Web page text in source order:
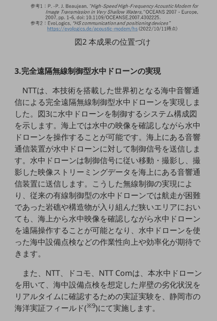
ビジネスお役立ち情報
旬な話題やお役立ち資料などDXの課題を
解決するヒントをお届けする記事サイト
お役立ち資料ダウンロード
中堅中小企業向け
サービス・ソリューション
課題やニーズに合ったサービスをご紹介し、
中堅中小企業のビジネスをサポート！
お悩みから見つける
お悩みから見つけるTOP
ネットワーク
モバイル・音声
バックオフィス
リモート・ハイブリッドワーク
セキュリティ
その他のお悩みはこちら
業界から見つける
業界から見つけるTOP
小売・卸売業
運輸業
図2 本成果の位置づけ
3.完全遠隔無線制御型水中ドローンの実現
NTTは、本技術を搭載した世界初となる海中音響通
信による完全遠隔無線制御型水中ドローンを実現しま
した。図3に水中ドローンを制御するシステム構成図
を示します。海上では水中の映像を確認しながら水中
ドローンを操作することが可能です。海上にある音響
通信装置が水中ドローンに対して制御信号を送信しま
す。水中ドローンは制御信号に従い移動・撮影し、撮
影した映像ストリーミングデータを海上にある音響通
信装置に送信します。こうした無線制御の実現によ
り、従来の有線制御型の水中ドローンでは航走が困難
であった岩礁や構造物が入り組んだ狭いエリアにおい
ても、海上から水中映像を確認しながら水中ドローン
を遠隔操作することが可能となり、水中ドローンを使
った海中設備点検などの作業性向上や効率化が期待で
きます。
また、NTT、ドコモ、NTT Comは、本水中ドローン
を用いて、海中設備点検を想定した岸壁の劣化状況を
リアルタイムに確認するための実証実験を、静岡市の
海洋実証フィールド(※9)にて実施します。